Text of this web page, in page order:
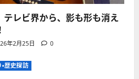
テレビ界から、影も形も消え
年2月25日 0
歴史探訪